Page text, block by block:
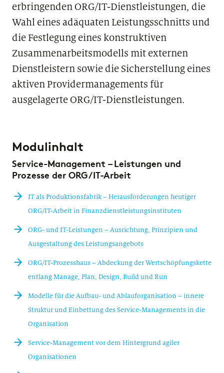
erbringenden ORG/IT-Dienstleistungen, die
Wahl eines adäquaten Leistungsschnitts und
die Festlegung eines konstruktiven
Zusammenarbeitsmodells mit externen
Dienstleistern sowie die Sicherstellung eines
aktiven Providermanagements für
ausgelagerte ORG/IT-Dienstleistungen.
Modulinhalt
Service-Management – Leistungen und
Prozesse der ORG/IT-Arbeit
IT als Produktionsfabrik – Herausforderungen heutiger
ORG/IT-Arbeit in Finanzdienstleistungsinstituten
ORG- und IT-Leistungen – Ausrichtung, Prinzipien und
Ausgestaltung des Leistungsangebots
ORG/IT-Prozesshaus – Abdeckung der Wertschöpfungskette
entlang Manage, Plan, Design, Build und Run
Modelle für die Aufbau- und Ablauforganisation – innere
Struktur und Einbettung des Service-Managements in die
Organisation
Service-Management vor dem Hintergrund agiler
Organisationen